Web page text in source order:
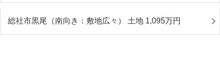
総社市黒尾（南向き：敷地広々） 土地 1,095万円